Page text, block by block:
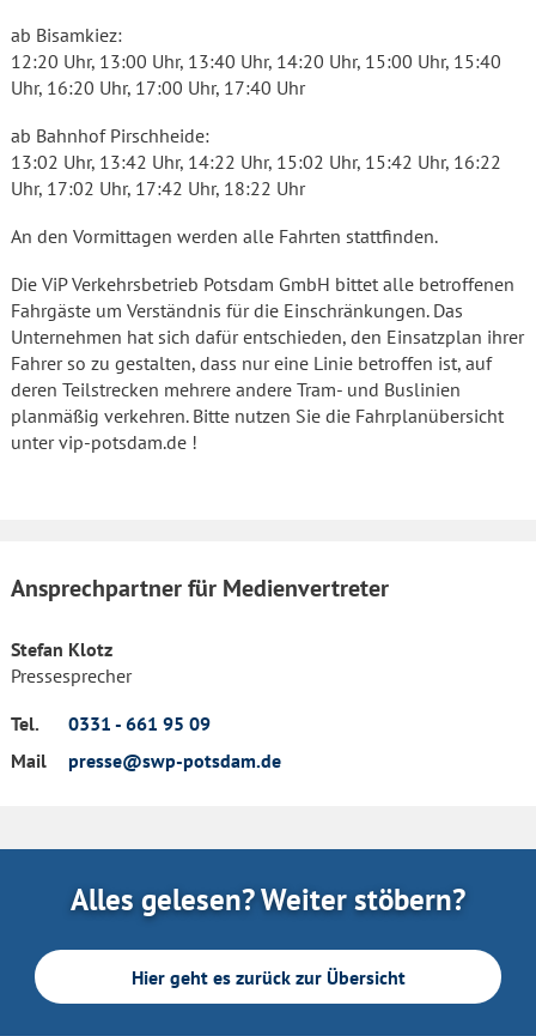
ab Bisamkiez:
12:20 Uhr, 13:00 Uhr, 13:40 Uhr, 14:20 Uhr, 15:00 Uhr, 15:40
Uhr, 16:20 Uhr, 17:00 Uhr, 17:40 Uhr
ab Bahnhof Pirschheide:
13:02 Uhr, 13:42 Uhr, 14:22 Uhr, 15:02 Uhr, 15:42 Uhr, 16:22
Uhr, 17:02 Uhr, 17:42 Uhr, 18:22 Uhr
An den Vormittagen werden alle Fahrten stattfinden.
Die ViP Verkehrsbetrieb Potsdam GmbH bittet alle betroffenen
Fahrgäste um Verständnis für die Einschränkungen. Das
Unternehmen hat sich dafür entschieden, den Einsatzplan ihrer
Fahrer so zu gestalten, dass nur eine Linie betroffen ist, auf
deren Teilstrecken mehrere andere Tram- und Buslinien
planmäßig verkehren. Bitte nutzen Sie die Fahrplanübersicht
unter vip-potsdam.de !
Ansprechpartner für Medienvertreter
Stefan Klotz
Pressesprecher
Tel.
0331 - 661 95 09
Mail
presse@swp-potsdam.de
Alles gelesen? Weiter stöbern?
Hier geht es zurück zur Übersicht